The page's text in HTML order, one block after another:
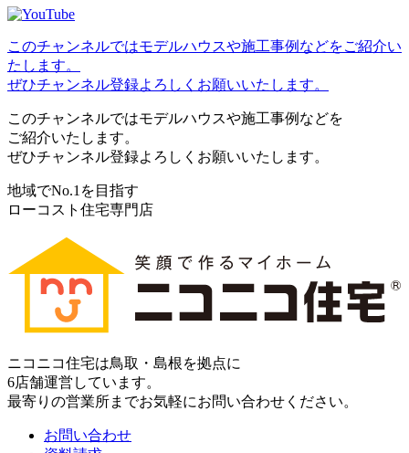
このチャンネルではモデルハウスや施工事例などをご紹介い
たします。
ぜひチャンネル登録よろしくお願いいたします。
このチャンネルではモデルハウスや施工事例などを
ご紹介いたします。
ぜひチャンネル登録よろしくお願いいたします。
地域でNo.1を目指す
ローコスト住宅専門店
ニコニコ住宅は⿃取・島根を拠点に
6店舗運営しています。
最寄りの営業所までお気軽にお問い合わせください。
お問い合わせ